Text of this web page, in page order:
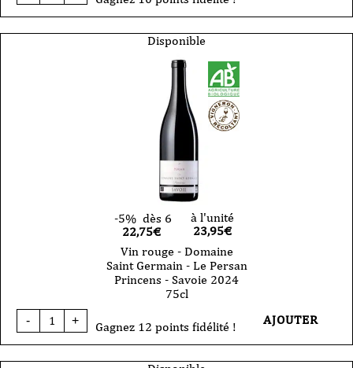
-
Disponible
-5% dès 6
22,75€
à l'unité
23,95€
Vin rouge - Domaine
Saint Germain - Le Persan
Princens - Savoie 2024
75cl
-
quantité
de
-
+ Gagnez 12 points fidélité ! AJOUTER